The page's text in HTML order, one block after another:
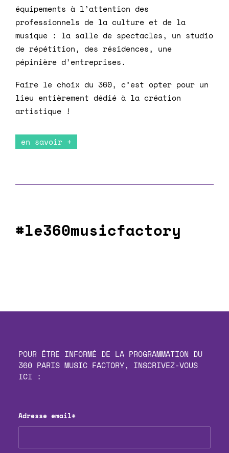
équipements à l’attention des
professionnels de la culture et de la
musique : la salle de spectacles, un studio
de répétition, des résidences, une
pépinière d’entreprises.
Faire le choix du 360, c’est opter pour un
lieu entièrement dédié à la création
artistique !
en savoir +
#le360musicfactory
POUR ÊTRE INFORMÉ DE LA PROGRAMMATION DU
360 PARIS MUSIC FACTORY, INSCRIVEZ-VOUS
ICI :
Adresse email*